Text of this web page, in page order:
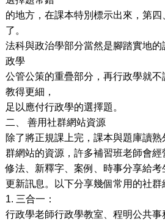
的地方，在課本特別標示出來，第
了。
法科與政治學部分當然是腳踏實地
政學
公管公策的重疊部分，再行政學就
教得更細，
足以應付行政學的選擇題。
二、
善用社群網站資源
除了將正規課上完，課本與題庫讀
群網站的資源，許多補習班老師會經
修法、新釋字、案例、時事分享給
更新訊息。以下分享幾個常用的社群
1. 三合一：
行政學老師行政學教室、程明公共事